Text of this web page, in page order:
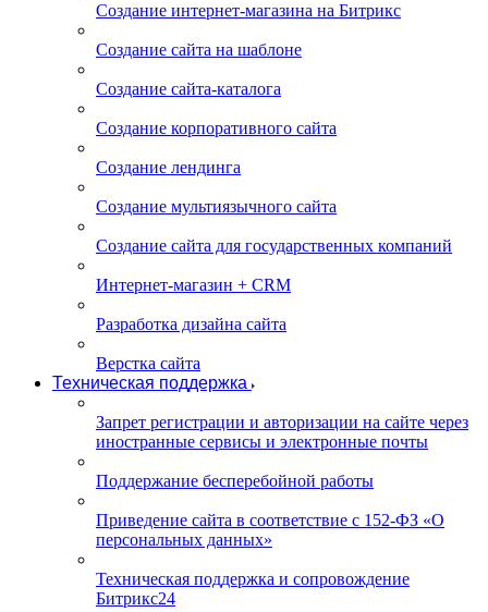
Создание интернет-магазина на Битрикс
Создание сайта на шаблоне
Создание сайта-каталога
Создание корпоративного сайта
Создание лендинга
Создание мультиязычного сайта
Создание сайта для государственных компаний
Интернет-магазин + CRM
Разработка дизайна сайта
Верстка сайта
Техническая поддержка
Запрет регистрации и авторизации на сайте через
иностранные сервисы и электронные почты
Поддержание бесперебойной работы
Приведение сайта в соответствие с 152-ФЗ «О
персональных данных»
Техническая поддержка и сопровождение
Битрикс24